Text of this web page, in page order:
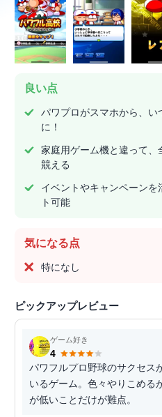
良い点
パワプロがスマホから、い
に！
家庭用ゲーム機と違って、
競える
イベントやキャンペーンを
ト可能
気になる点
特になし
ピックアップレビュー
ゲーム好き
4
パワフルプロ野球のサクセス
いるゲーム。色々やりこめる
が低いことだけが難点。